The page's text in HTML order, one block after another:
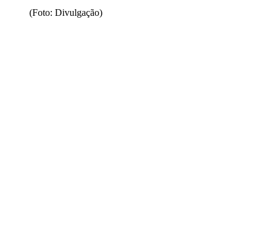
(Foto: Divulgação)